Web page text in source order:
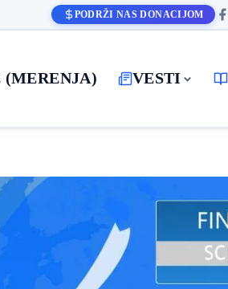
PODRŽI NAS DONACIJOM
(MERENJA) VESTI